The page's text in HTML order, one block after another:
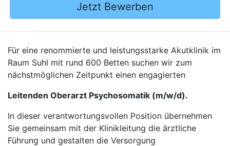
Jetzt Bewerben
Für eine renommierte und leistungsstarke Akutklinik im
Raum Suhl mit rund 600 Betten suchen wir zum
nächstmöglichen Zeitpunkt einen engagierten
Leitenden Oberarzt Psychosomatik (m/w/d).
In dieser verantwortungsvollen Position übernehmen
Sie gemeinsam mit der Klinikleitung die ärztliche
Führung und gestalten die Versorgung